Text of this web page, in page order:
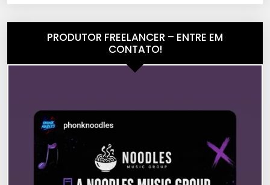
PRODUTOR FREELANCER – ENTRE EM
CONTATO!